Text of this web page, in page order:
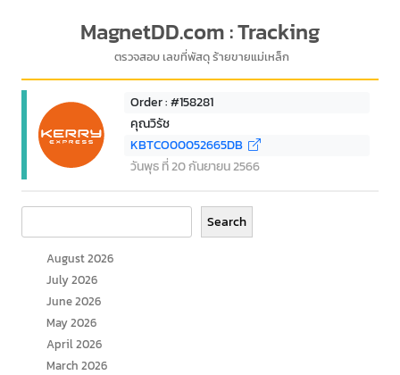
MagnetDD.com : Tracking
ตรวจสอบ เลขที่พัสดุ ร้ายขายแม่เหล็ก
Order : #158281
คุณวิรัช
KBTCO00052665DB
วันพุธ ที่ 20 กันยายน 2566
Search
August 2026
July 2026
June 2026
May 2026
April 2026
March 2026